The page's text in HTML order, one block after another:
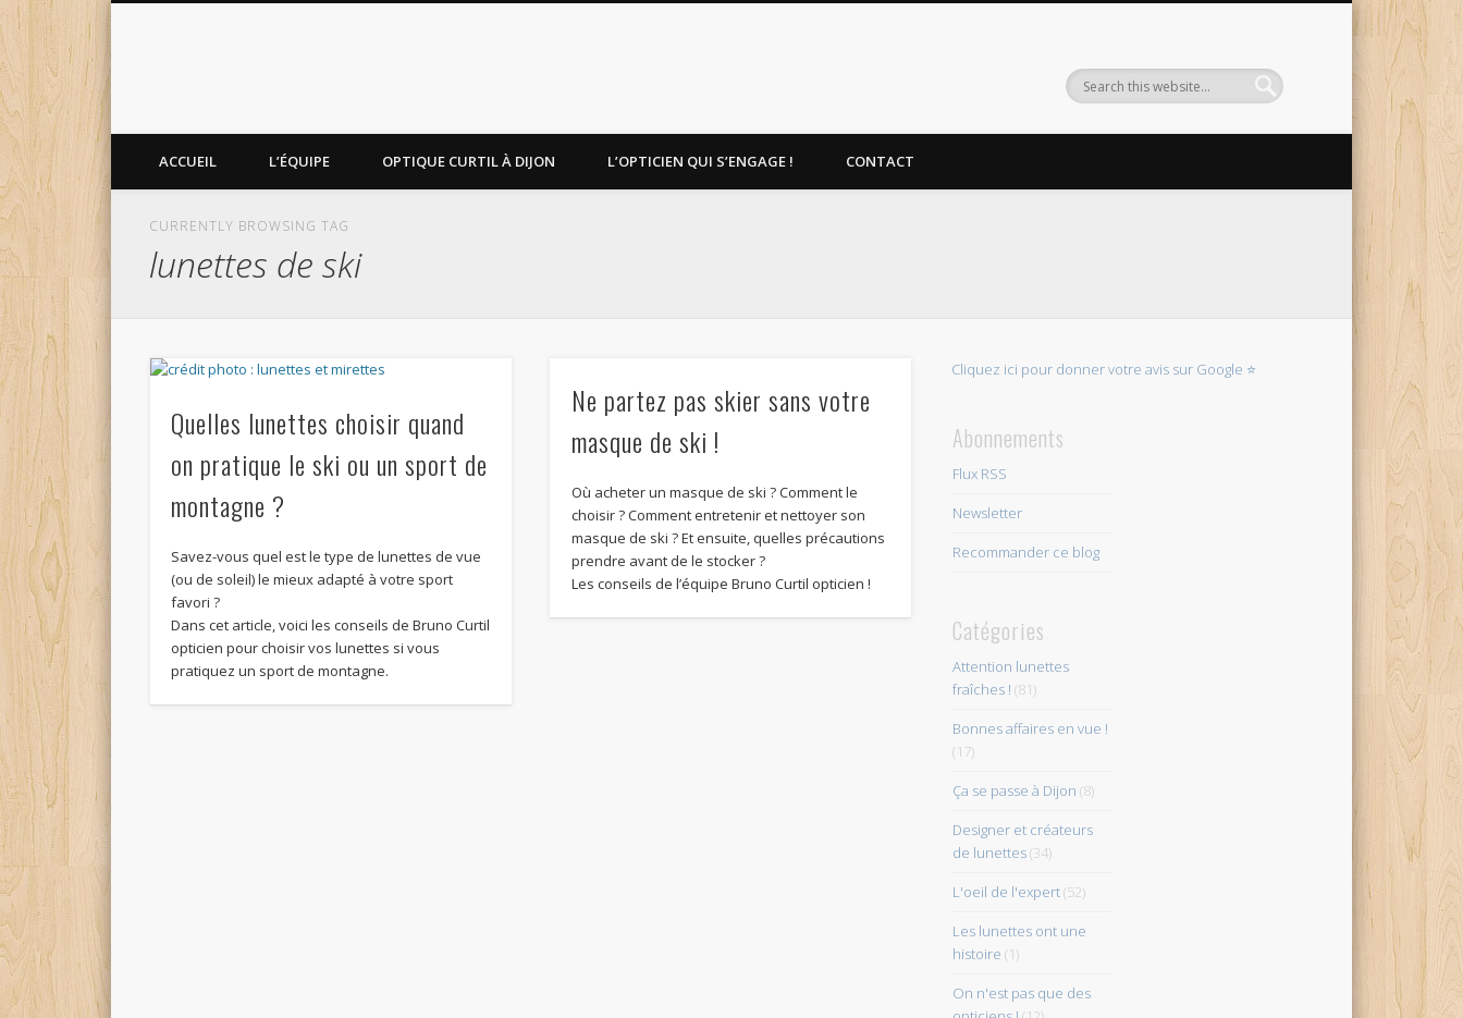
ACCUEIL L’ÉQUIPE OPTIQUE CURTIL À DIJON L’OPTICIEN QUI S’ENGAGE ! CONTACT
CURRENTLY BROWSING TAG
lunettes de ski
Quelles lunettes choisir quand
on pratique le ski ou un sport de
montagne ?
Savez-vous quel est le type de lunettes de vue
(ou de soleil) le mieux adapté à votre sport
favori ?
Dans cet article, voici les conseils de Bruno Curtil
opticien pour choisir vos lunettes si vous
pratiquez un sport de montagne.
Ne partez pas skier sans votre
masque de ski !
Où acheter un masque de ski ? Comment le
choisir ? Comment entretenir et nettoyer son
masque de ski ? Et ensuite, quelles précautions
prendre avant de le stocker ?
Les conseils de l’équipe Bruno Curtil opticien !
Cliquez ici pour donner votre avis sur Google ⭐
Abonnements
Flux RSS
Newsletter
Recommander ce blog
Catégories
Attention lunettes
fraîches ! (81)
Bonnes affaires en vue !
(17)
Ça se passe à Dijon (8)
Designer et créateurs
de lunettes(34)
L'oeil de l'expert(52)
Les lunettes ont une
histoire (1)
On n'est pas que des